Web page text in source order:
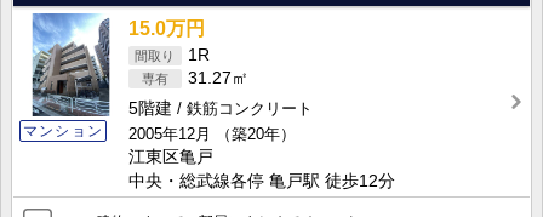
マンション
15.0万円
1R
31.27㎡
5階建
鉄筋コンクリート
2005年12月
（築20年）
江東区亀戸
中央・総武線各停 亀戸駅 徒歩12分